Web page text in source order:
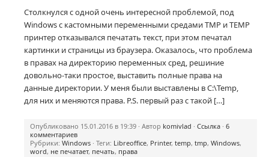
Столкнулся с одной очень интересной проблемой, под
Windows с кастомными переменными средами TMP и TEMP
принтер отказывался печатать текст, при этом печатал
картинки и страницы из браузера. Оказалось, что проблема
в правах на директорию переменных сред, решиние
довольно-таки простое, выставить полные права на
данные директории. У меня были выставлены в C:\Temp,
для них и меняются права. P.S. первый раз с такой […]
Опубликовано 15.01.2016 в 19:39 · Автор komivlad · Ссылка · 6
комментариев
Рубрики: Windows · Теги: Libreoffice, Printer, temp, tmp, Windows,
word, не печатает, печать, права